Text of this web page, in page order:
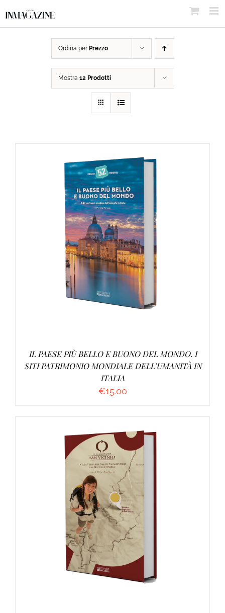
Ordina per Prezzo
Mostra 12 Prodotti
AGGIUNGI AL CARRELLO /
IL PAESE PIÙ BELLO E BUONO DEL MONDO. I
SITI PATRIMONIO MONDIALE DELL’UMANITÀ IN
ITALIA
€15.00
AGGIUNGI AL CARRELLO /